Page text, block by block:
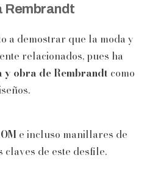
Rembrandt
a demostrar que la moda y
relacionados, pues ha
y obra de Rembrandt como
e incluso manillares de
claves de este desfile.